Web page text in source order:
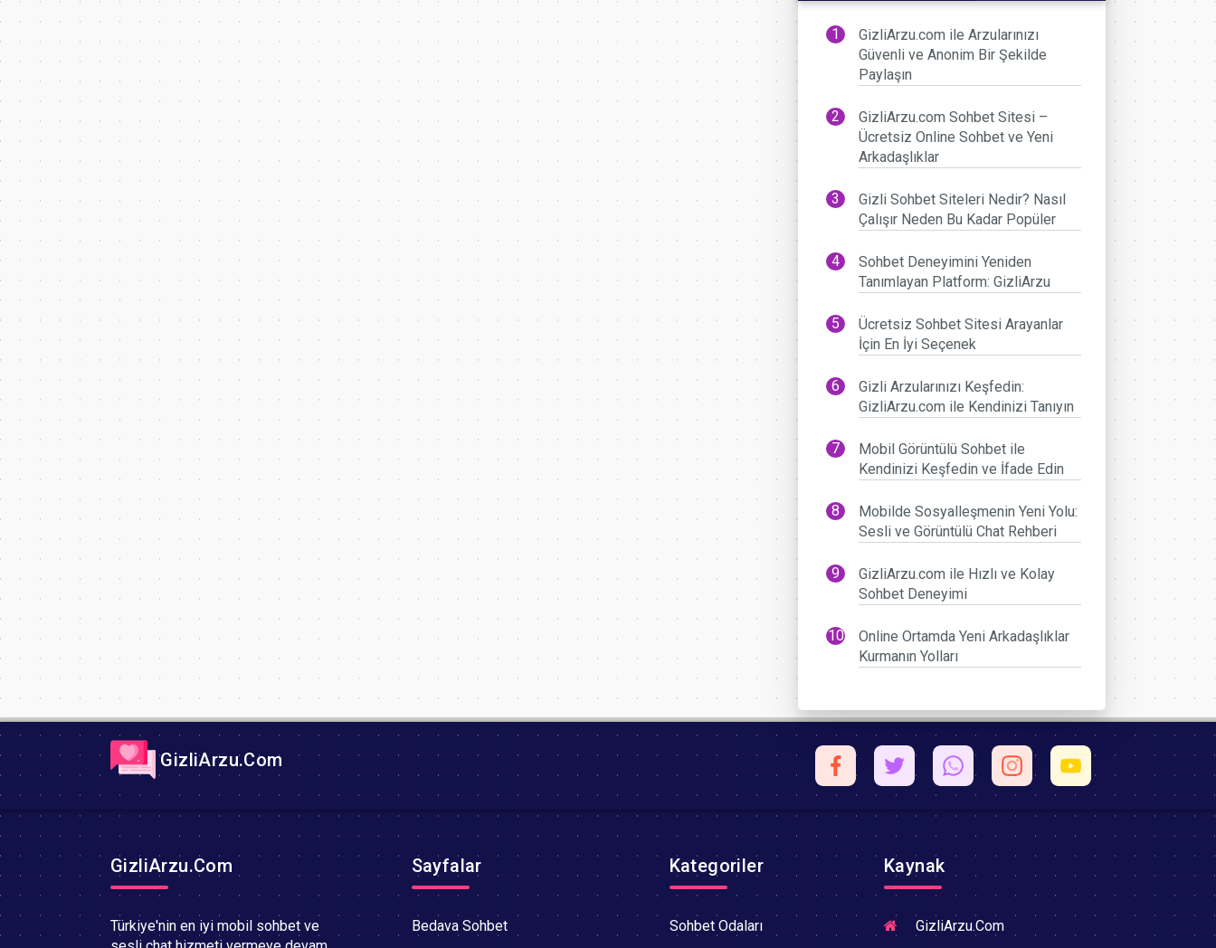
GizliArzu.com ile Arzularınızı
Güvenli ve Anonim Bir Şekilde
Paylaşın
GizliArzu.com Sohbet Sitesi –
Ücretsiz Online Sohbet ve Yeni
Arkadaşlıklar
Gizli Sohbet Siteleri Nedir? Nasıl
Çalışır Neden Bu Kadar Popüler
Sohbet Deneyimini Yeniden
Tanımlayan Platform: GizliArzu
Ücretsiz Sohbet Sitesi Arayanlar
İçin En İyi Seçenek
Gizli Arzularınızı Keşfedin:
GizliArzu.com ile Kendinizi Tanıyın
Mobil Görüntülü Sohbet ile
Kendinizi Keşfedin ve İfade Edin
Mobilde Sosyalleşmenin Yeni Yolu:
Sesli ve Görüntülü Chat Rehberi
GizliArzu.com ile Hızlı ve Kolay
Sohbet Deneyimi
Online Ortamda Yeni Arkadaşlıklar
Kurmanın Yolları
GizliArzu.Com
GizliArzu.Com
Türkiye'nin en iyi mobil sohbet ve
Sayfalar
Bedava Sohbet
Kategoriler
Sohbet Odaları
Kaynak
GizliArzu.Com